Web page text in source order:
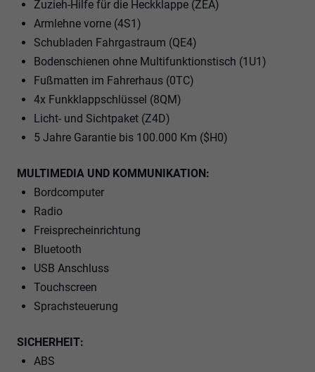
Zuzieh-Hilfe für die Heckklappe (ZEA)
Armlehne vorne (4S1)
Schubladen Fahrgastraum (QE4)
Bodenschienen ohne Multifunktionstisch (1U1)
Fußmatten im Fahrerhaus (0TC)
4x Funkklappschlüssel (8QM)
Licht- und Sichtpaket (Z4D)
5 Jahre Garantie bis 100.000 Km ($H0)
MULTIMEDIA UND KOMMUNIKATION:
Bordcomputer
Radio
Freisprecheinrichtung
Bluetooth
USB Anschluss
Touchscreen
Sprachsteuerung
SICHERHEIT:
ABS